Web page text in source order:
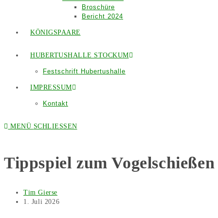
Broschüre
Bericht 2024
KÖNIGSPAARE
HUBERTUSHALLE STOCKUM
Festschrift Hubertushalle
IMPRESSUM
Kontakt
MENÜ SCHLIESSEN
Tippspiel zum Vogelschießen
Beitrags-
Autor:
Tim Gierse
Beitrag
1. Juli 2026